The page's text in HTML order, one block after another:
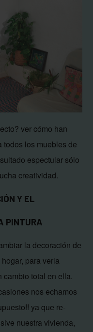
ver cómo han
todos los muebles de
espectular sólo
creatividad.
Y EL
PINTURA
la decoración de
para verla
cambio total en ella.
nos echamos
ya que re-
nuestra vivienda,